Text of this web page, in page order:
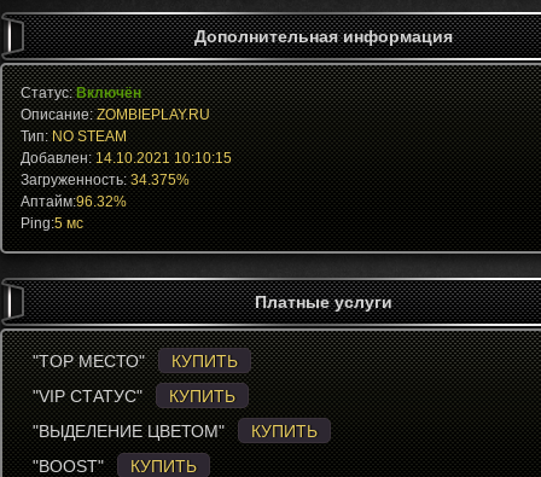
Дополнительная информация
Статус: Включён
Описание:ZOMBIEPLAY.RU
Тип:NO STEAM
Добавлен:14.10.2021 10:10:15
Загруженность:34.375%
Аптайм:96.32%
Ping:5 мс
Платные услуги
"TOP МЕСТО"
КУПИТЬ
"VIP СТАТУС"
КУПИТЬ
"ВЫДЕЛЕНИЕ ЦВЕТОМ"
КУПИТЬ
"BOOST"
КУПИТЬ